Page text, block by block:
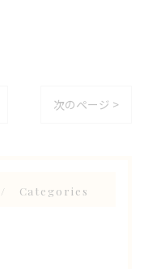
次のページ >
Categories